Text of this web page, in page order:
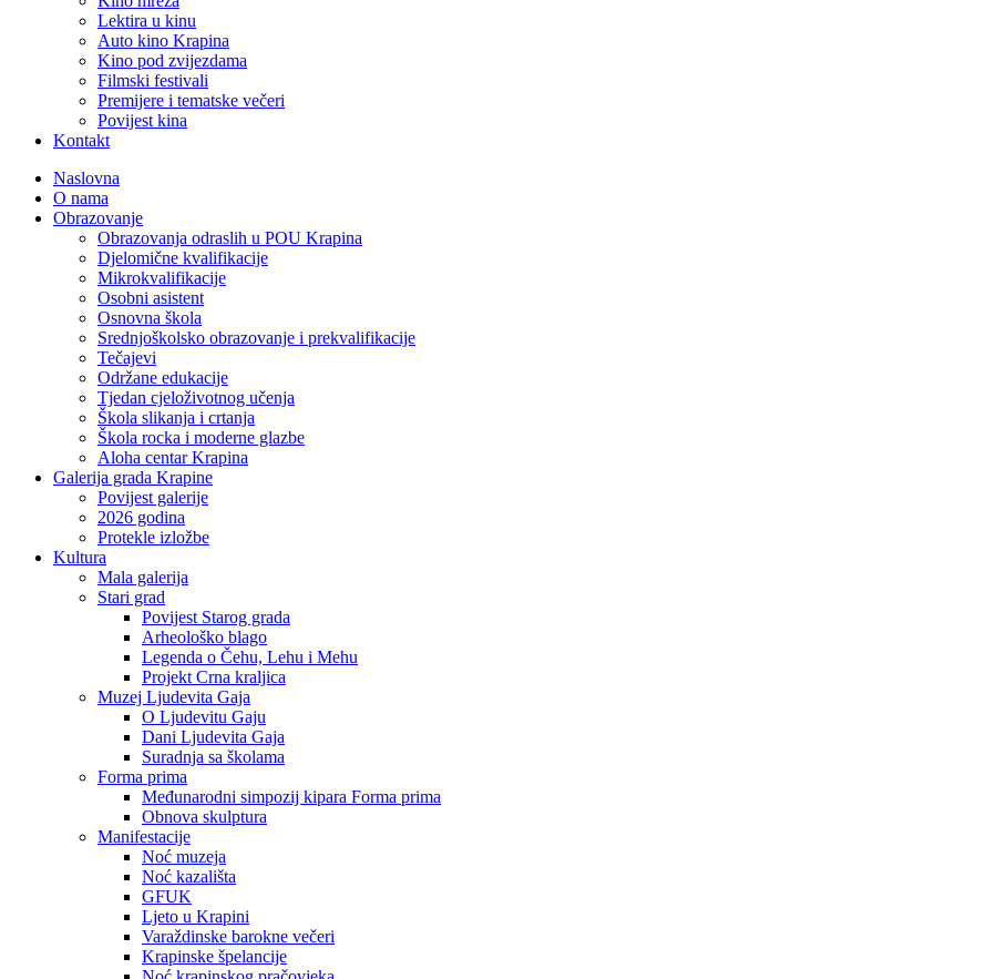
Lektira u kinu
Auto kino Krapina
Kino pod zvijezdama
Filmski festivali
Premijere i tematske večeri
Povijest kina
Kontakt
Naslovna
O nama
Obrazovanje
Obrazovanja odraslih u POU Krapina
Djelomične kvalifikacije
Mikrokvalifikacije
Osobni asistent
Osnovna škola
Srednjoškolsko obrazovanje i prekvalifikacije
Tečajevi
Održane edukacije
Tjedan cjeloživotnog učenja
Škola slikanja i crtanja
Škola rocka i moderne glazbe
Aloha centar Krapina
Galerija grada Krapine
Povijest galerije
2026 godina
Protekle izložbe
Kultura
Mala galerija
Stari grad
Povijest Starog grada
Arheološko blago
Legenda o Čehu, Lehu i Mehu
Projekt Crna kraljica
Muzej Ljudevita Gaja
O Ljudevitu Gaju
Dani Ljudevita Gaja
Suradnja sa školama
Forma prima
Međunarodni simpozij kipara Forma prima
Obnova skulptura
Manifestacije
Noć muzeja
Noć kazališta
GFUK
Ljeto u Krapini
Varaždinske barokne večeri
Krapinske špelancije